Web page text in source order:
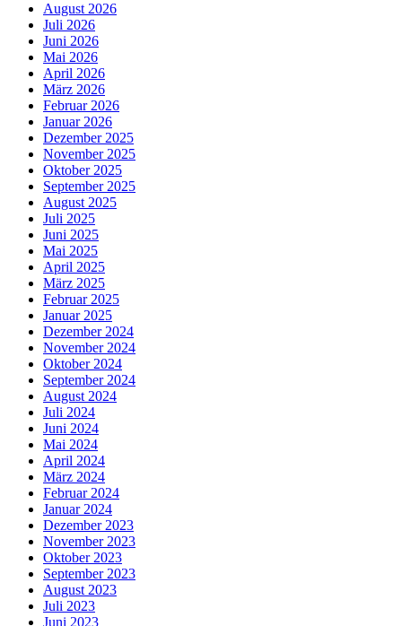
August 2026
Juli 2026
Juni 2026
Mai 2026
April 2026
März 2026
Februar 2026
Januar 2026
Dezember 2025
November 2025
Oktober 2025
September 2025
August 2025
Juli 2025
Juni 2025
Mai 2025
April 2025
März 2025
Februar 2025
Januar 2025
Dezember 2024
November 2024
Oktober 2024
September 2024
August 2024
Juli 2024
Juni 2024
Mai 2024
April 2024
März 2024
Februar 2024
Januar 2024
Dezember 2023
November 2023
Oktober 2023
September 2023
August 2023
Juli 2023
Juni 2023